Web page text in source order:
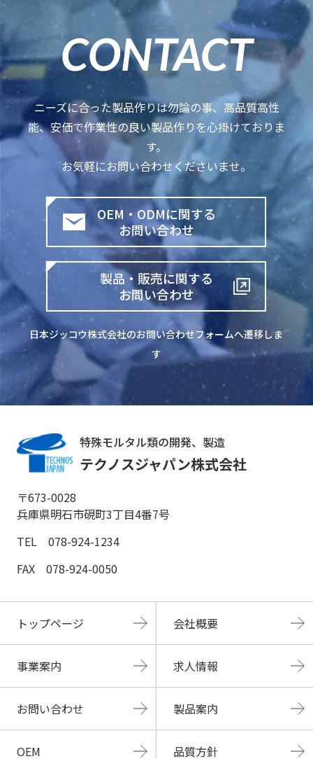
CONTACT
ニーズに合った製品作りは勿論の事、高品質高性
能、安価で作業性の良い製品作りを心掛けておりま
す。
お気軽にお問い合わせくださいませ。
OEM・ODMに関する
お問い合わせ
製品・販売に関する
お問い合わせ
日本ジッコウ株式会社のお問い合わせフォームへ遷移しま
す
特殊モルタル類の開発、製造
テクノスジャパン株式会社
〒673-0028
兵庫県明石市硯町3丁目4番7号
TEL 078-924-1234
FAX 078-924-0050
トップページ 会社概要
事業案内 求人情報
お問い合わせ 製品案内
OEM 品質方針